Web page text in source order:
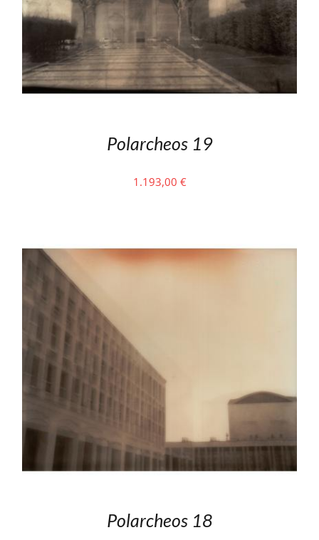
Polarcheos 19
1.193,00 €
Polarcheos 18